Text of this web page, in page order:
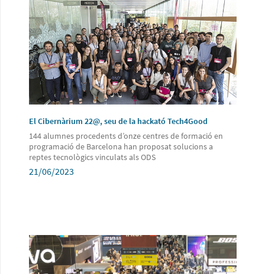
El Cibernàrium 22@, seu de la hackató Tech4Good
144 alumnes procedents d’onze centres de formació en
programació de Barcelona han proposat solucions a
reptes tecnològics vinculats als ODS
21/06/2023